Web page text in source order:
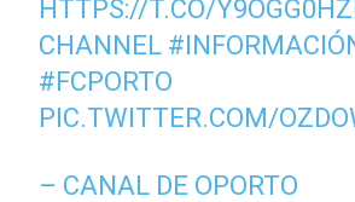
HTTPS://T.CO/
CHANNEL
#FCPORTO
PIC.TWITTER.COM/
– CANAL DE OPORTO